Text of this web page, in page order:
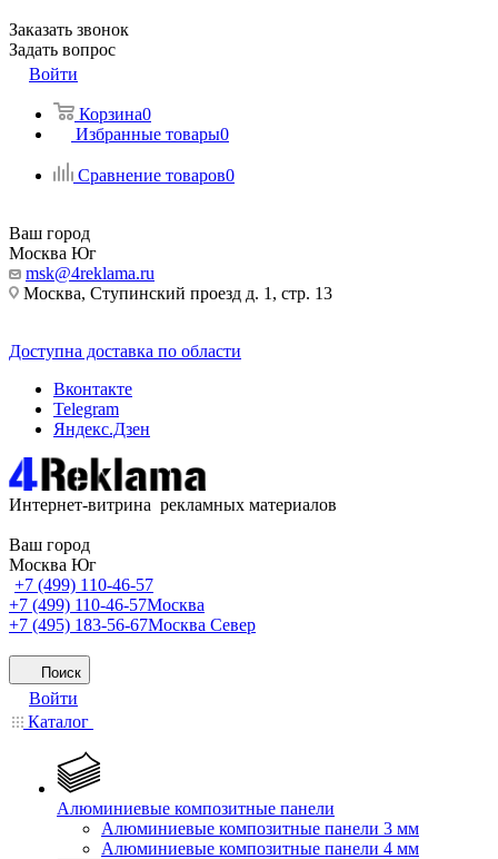
Заказать звонок
Задать вопрос
Войти
Корзина0
Избранные товары0
Сравнение товаров0
Ваш город
Москва Юг
msk@4reklama.ru
Москва, Ступинский проезд д. 1, стр. 13
Доступна доставка по области
Вконтакте
Telegram
Яндекс.Дзен
Интернет-витрина рекламных материалов
Ваш город
Москва Юг
+7 (499) 110-46-57
+7 (499) 110-46-57Москва
+7 (495) 183-56-67Москва Север
Поиск
Войти
Каталог
Алюминиевые композитные панели
Алюминиевые композитные панели 3 мм
Алюминиевые композитные панели 4 мм